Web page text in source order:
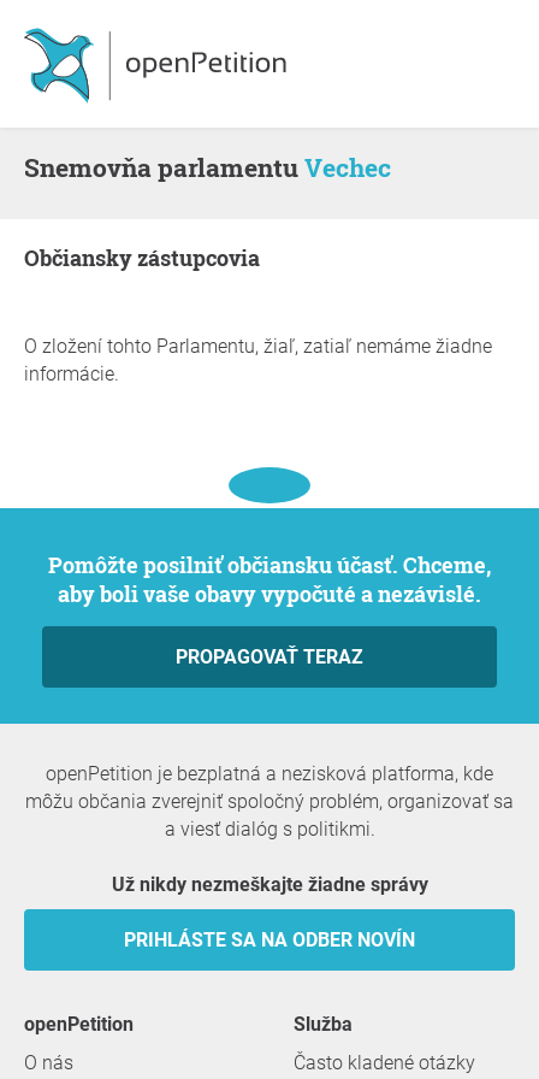
snemovňa parlamentuVechec
občiansky zástupcovia
O zložení tohto Parlamentu, žiaľ, zatiaľ nemáme žiadne
informácie.
Pomôžte posilniť občiansku účasť. Chceme,
aby boli vaše obavy vypočuté a nezávislé.
PROPAGOVAŤ TERAZ
openPetition je bezplatná a nezisková platforma, kde
môžu občania zverejniť spoločný problém, organizovať sa
a viesť dialóg s politikmi.
Už nikdy nezmeškajte žiadne správy
PRIHLÁSTE SA NA ODBER NOVÍN
openPetition
O nás
služba
Často kladené otázky